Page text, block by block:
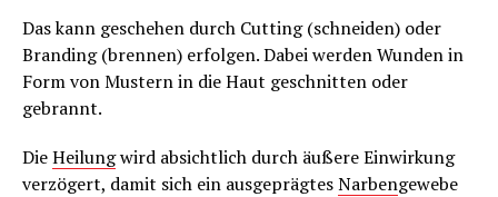
Das kann geschehen durch Cutting (schneiden) oder
Branding (brennen) erfolgen. Dabei werden Wunden in
Form von Mustern in die Haut geschnitten oder
gebrannt.
DieHeilungwird absichtlich durch äußere Einwirkung
verzögert, damit sich ein ausgeprägtesNarbengewebe